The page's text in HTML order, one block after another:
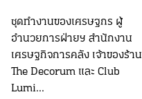
ชุดทำงานของเศรษฐกร ผู้
อำนวยการฝ่ายฯ สำนักงาน
เศรษฐกิจการคลัง เจ้าของร้าน
The Decorum และ Club
Lumi...